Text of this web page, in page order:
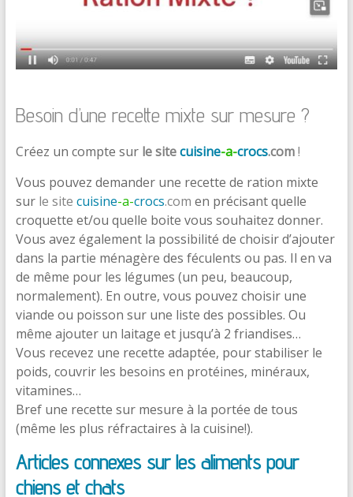
Besoin d’une recette mixte sur mesure ?
Créez un compte sur le sitecuisine-a-crocs.com!
Vous pouvez demander une recette de ration mixte
sur le site cuisine-a-crocs.com en précisant quelle
croquette et/ou quelle boite vous souhaitez donner.
Vous avez également la possibilité de choisir d’ajouter
dans la partie ménagère des féculents ou pas. Il en va
de même pour les légumes (un peu, beaucoup,
normalement). En outre, vous pouvez choisir une
viande ou poisson sur une liste des possibles. Ou
même ajouter un laitage et jusqu’à 2 friandises…
Vous recevez une recette adaptée, pour stabiliser le
poids, couvrir les besoins en protéines, minéraux,
vitamines…
Bref une recette sur mesure à la portée de tous
(même les plus réfractaires à la cuisine!).
Articles connexes sur les aliments pour
chiens et chats